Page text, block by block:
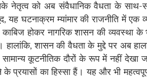
नेतृत्व को अब संवैधानिक वैधता के साथ-
घटनाक्रम म्यांमार की राजनीति में एक
काबिज होकर नागरिक शासन की
हालांकि, शासन की वैधता के मुद्दे पर अब
कूटनीतिक दौरों के रूप में नहीं देखा
का हिस्सा हैं। यह और भी